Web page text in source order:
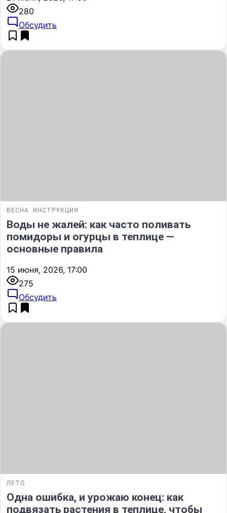
280
Обсудить
ВЕСНА ИНСТРУКЦИЯ
Воды не жалей: как часто поливать
помидоры и огурцы в теплице —
основные правила
15 июня, 2026, 17:00
275
Обсудить
ЛЕТО
Одна ошибка, и урожаю конец: как
подвязать растения в теплице, чтобы